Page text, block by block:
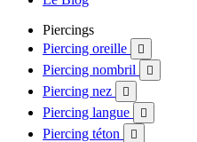
Piercings
Piercing oreille

Piercing nombril 
Piercing nez 
Piercing langue 
Piercing téton 